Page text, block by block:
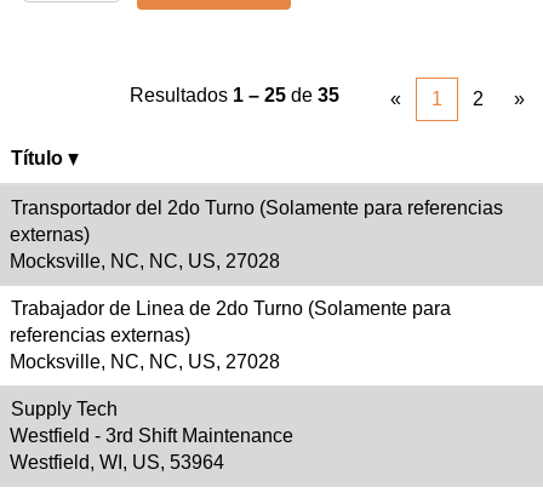
Resultados 1 – 25 de 35 « 1 2 »
Título
Transportador del 2do Turno (Solamente para referencias
externas)
Mocksville, NC, NC, US, 27028
Trabajador de Linea de 2do Turno (Solamente para
referencias externas)
Mocksville, NC, NC, US, 27028
Supply Tech
Westfield - 3rd Shift Maintenance
Westfield, WI, US, 53964